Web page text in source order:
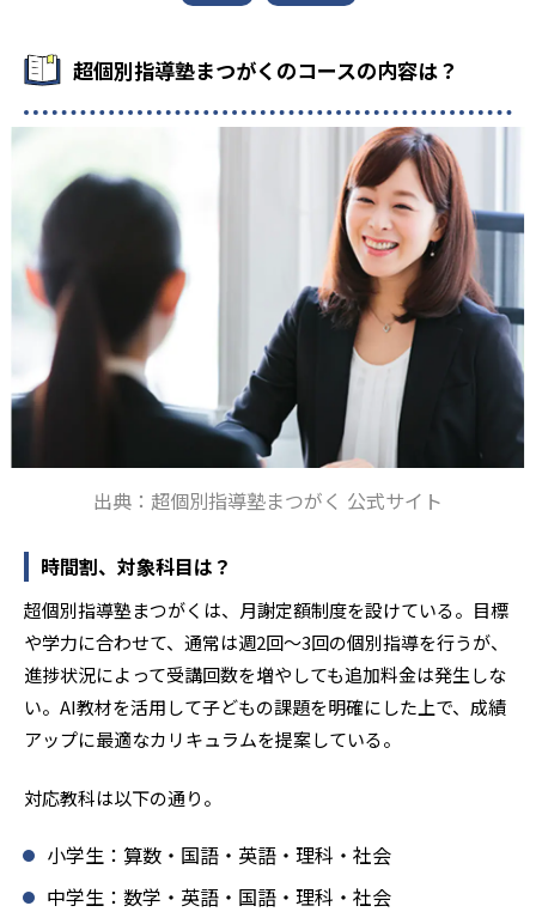
作成する。科学的なアプローチにより、個々の弱点やミス
の傾向を分析することが可能なため、基礎の定着から予習
までを最短ルートで効率的に学ぶことが可能。
超個別指導塾まつがくのコースの内容は？
出典：超個別指導塾まつがく 公式サイト
時間割、対象科目は？
超個別指導塾まつがくは、月謝定額制度を設けている。目標
や学力に合わせて、通常は週2回〜3回の個別指導を行うが、
進捗状況によって受講回数を増やしても追加料金は発生しな
い。AI教材を活用して子どもの課題を明確にした上で、成績
アップに最適なカリキュラムを提案している。
対応教科は以下の通り。
小学生：算数・国語・英語・理科・社会
中学生：数学・英語・国語・理科・社会